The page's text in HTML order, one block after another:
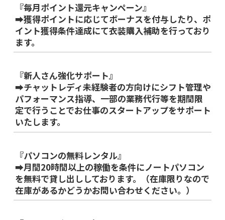
『毎月ポイント還元キャンペーン』
➡獲得ポイントに応じてボーナスを付与したり、ポ
イント獲得条件達成にて衣装購入補助を行っており
ます。
『新人さん強化サポート』
➡チャットレディ未経験者の方向けにシフト管理や
パフォーマンス指導、一部の業務代行等を期間限
定で行うことでお仕事のスタートアップをサポート
いたします。
『パソコンの無料レンタル』
➡月間20時間以上の稼働を条件にノートパソコン
を無料で貸し出ししております。（在庫限りなので
在庫があるかどうかお問い合わせください。）